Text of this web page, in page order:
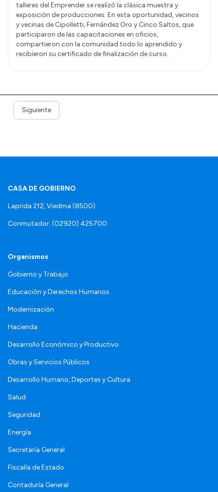
talleres del Emprender se realizó la clásica muestra y
exposición de producciones. En esta oportunidad, vecinos
y vecinas de Cipolletti, Fernández Oro y Cinco Saltos, que
participaron de las capacitaciones en oficios,
compartieron con la comunidad todo lo aprendido y
recibieron su certificado de finalización de curso.
Siguiente
CASA DE GOBIERNO
Laprida 212, Viedma (8500)
Conmutador: (02920) 425700
Organismos
Gobierno y Trabajo
Educación y Derechos Humanos
Modernización
Hacienda
Desarrollo Económico y Productivo
Obras y Servicios Públicos
Desarrollo Humano, Deportes y Cultura
Salud
Seguridad
Energía
Secretaría General
Fiscalía de Estado
Contaduría General